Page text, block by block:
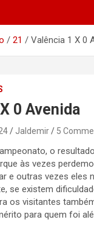
21 Valência 1 X 0
0 Avenida
Jaldemir 5
o
às vezes
e outras vezes eles
se existem
os visitantes
para quem foi